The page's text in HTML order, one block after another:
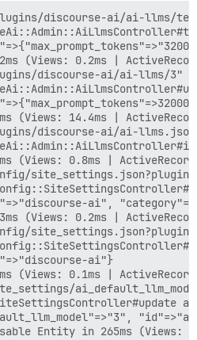
discourse-ai/ai-llms/
(Views: 0.2ms |
discourse-ai/ai-llms/3"
(Views: 14.4ms |
discourse-ai/ai-
(Views: 0.8ms |
ai",
(Views: 0.2ms |
ai"}
(Views: 0.1ms |
Entity in 265ms